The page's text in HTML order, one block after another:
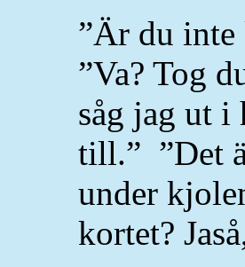
”Är du inte
”Va? Tog
såg jag ut i
till.” ”Det
under
kortet?